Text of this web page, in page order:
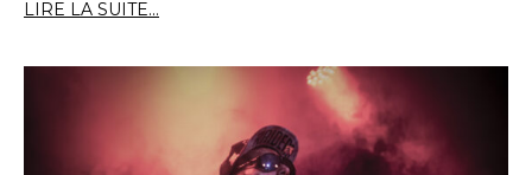
LIRE LA SUITE...